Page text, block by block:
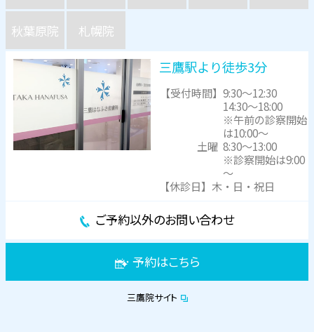
秋葉原院 札幌院
三鷹駅より徒歩3分
【受付時間】9:30～12:30
14:30～18:00
※午前の診察開始
は10:00～
土曜 8:30～13:00
※診察開始は9:00
～
【休診日】木・日・祝日
ご予約以外のお問い合わせ
予約はこちら
三鷹院サイト